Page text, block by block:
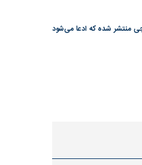
منتشر شده که ادعا می‌شود